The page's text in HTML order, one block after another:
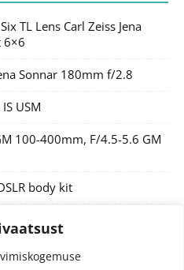
TL Lens Carl Zeiss Jena
6×6
Sonnar 180mm f/2.8
USM
100-400mm, F/4.5-5.6 GM
body kit